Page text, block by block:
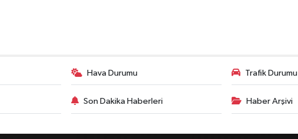
Hava Durumu Trafik Durumu
Son Dakika Haberleri Haber Arşivi